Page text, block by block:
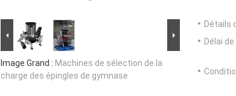
Image Grand : Machines de sélection de la
charge des épingles de gymnase
Détails
Délai